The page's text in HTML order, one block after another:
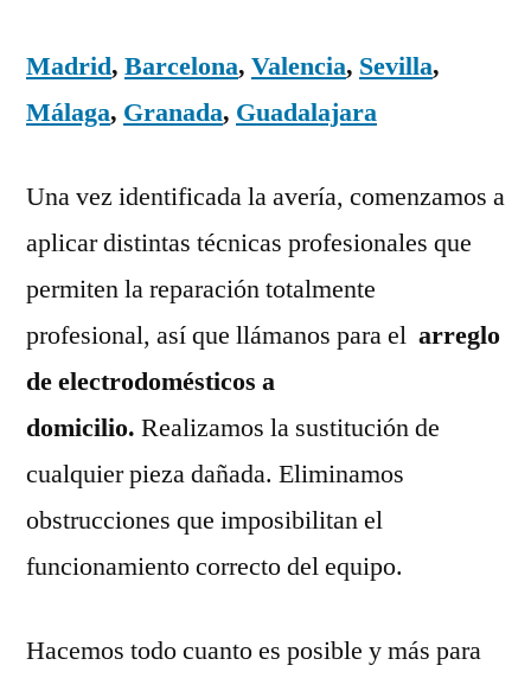
Madrid, Barcelona, Valencia, Sevilla,
Málaga, Granada, Guadalajara
Una vez identificada la avería, comenzamos a
aplicar distintas técnicas profesionales que
permiten la reparación totalmente
profesional, así que llámanos para el arreglo
de electrodomésticos a
domicilio. Realizamos la sustitución de
cualquier pieza dañada. Eliminamos
obstrucciones que imposibilitan el
funcionamiento correcto del equipo.
Hacemos todo cuanto es posible y más para